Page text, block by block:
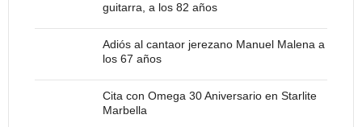
guitarra, a los 82 años
Adiós al cantaor jerezano Manuel Malena a
los 67 años
Cita con Omega 30 Aniversario en Starlite
Marbella